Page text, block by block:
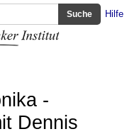
Hilfe
-
Dennis